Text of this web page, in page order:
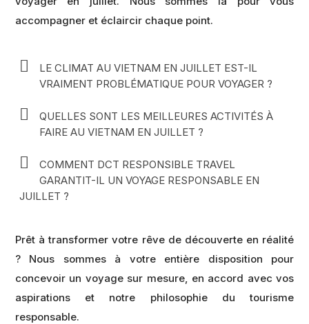
accompagner et éclaircir chaque point.
LE CLIMAT AU VIETNAM EN JUILLET EST-IL
VRAIMENT PROBLÉMATIQUE POUR VOYAGER ?
QUELLES SONT LES MEILLEURES ACTIVITÉS À
FAIRE AU VIETNAM EN JUILLET ?
COMMENT DCT RESPONSIBLE TRAVEL
GARANTIT-IL UN VOYAGE RESPONSABLE EN
JUILLET ?
Prêt à transformer votre rêve de découverte en réalité
? Nous sommes à votre entière disposition pour
concevoir un voyage sur mesure, en accord avec vos
aspirations et notre philosophie du tourisme
responsable.